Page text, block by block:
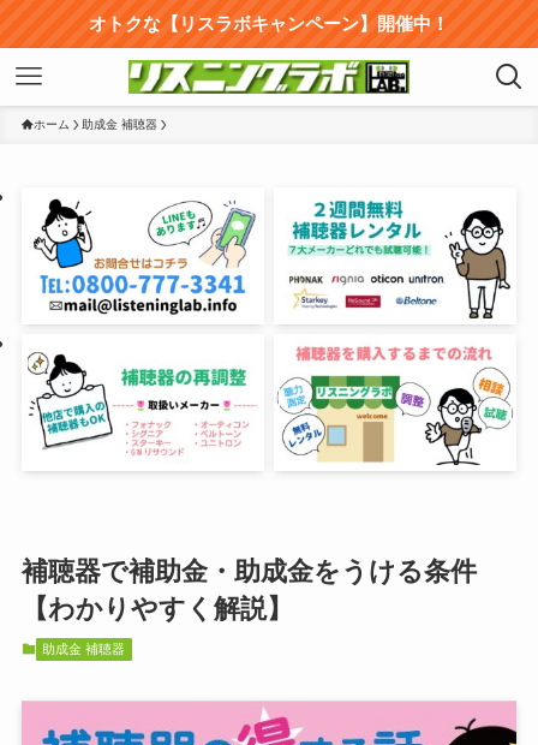
オトクな【リスラボキャンペーン】開催中！
ホーム 助成金 補聴器
補聴器で補助金・助成金をうける条件
【わかりやすく解説】
助成金 補聴器